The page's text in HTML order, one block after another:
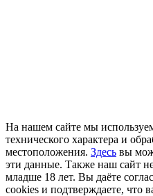
На нашем сайте мы
технического характера и
местоположения. Здесь вы
эти данные. Также наш сайт
младше 18 лет. Вы даёте
cookies и подтверждаете, что